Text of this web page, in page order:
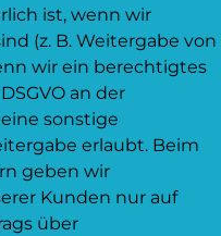
ist, wenn wir
(z. B. Weitergabe von
wir ein berechtigtes
an der
sonstige
erlaubt. Beim
geben wir
Kunden nur auf
über